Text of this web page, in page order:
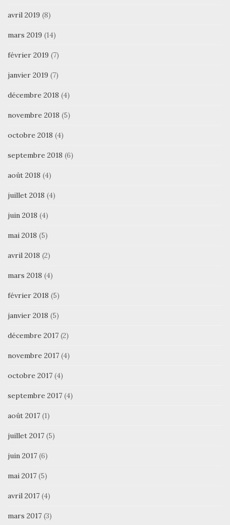
avril 2019 (8)
mars 2019 (14)
février 2019 (7)
janvier 2019 (7)
décembre 2018 (4)
novembre 2018 (5)
octobre 2018 (4)
septembre 2018 (6)
août 2018 (4)
juillet 2018 (4)
juin 2018 (4)
mai 2018 (5)
avril 2018 (2)
mars 2018 (4)
février 2018 (5)
janvier 2018 (5)
décembre 2017 (2)
novembre 2017 (4)
octobre 2017 (4)
septembre 2017 (4)
août 2017 (1)
juillet 2017 (5)
juin 2017 (6)
mai 2017 (5)
avril 2017 (4)
mars 2017 (3)